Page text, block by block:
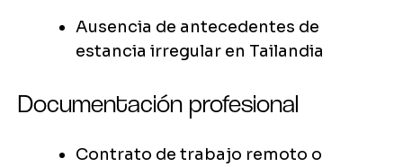
Ausencia de antecedentes de
estancia irregular en Tailandia
Documentación profesional
Contrato de trabajo remoto o